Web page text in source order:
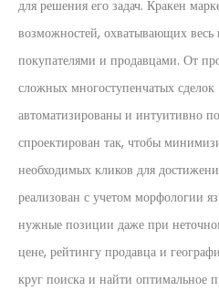
для решения его задач. Кракен
возможностей, охватывающих
покупателями и продавцами. От
сложных многоступенчатых
автоматизированы и интуитивно
спроектирован так, чтобы
необходимых кликов для
реализован с учетом морфологии
нужные позиции даже при
цене, рейтингу продавца и
круг поиска и найти оптимальное